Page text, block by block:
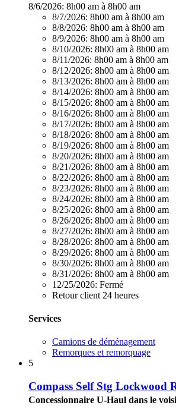
8/6/2026: 8h00 am à 8h00 am
8/7/2026: 8h00 am à 8h00 am
8/8/2026: 8h00 am à 8h00 am
8/9/2026: 8h00 am à 8h00 am
8/10/2026: 8h00 am à 8h00 am
8/11/2026: 8h00 am à 8h00 am
8/12/2026: 8h00 am à 8h00 am
8/13/2026: 8h00 am à 8h00 am
8/14/2026: 8h00 am à 8h00 am
8/15/2026: 8h00 am à 8h00 am
8/16/2026: 8h00 am à 8h00 am
8/17/2026: 8h00 am à 8h00 am
8/18/2026: 8h00 am à 8h00 am
8/19/2026: 8h00 am à 8h00 am
8/20/2026: 8h00 am à 8h00 am
8/21/2026: 8h00 am à 8h00 am
8/22/2026: 8h00 am à 8h00 am
8/23/2026: 8h00 am à 8h00 am
8/24/2026: 8h00 am à 8h00 am
8/25/2026: 8h00 am à 8h00 am
8/26/2026: 8h00 am à 8h00 am
8/27/2026: 8h00 am à 8h00 am
8/28/2026: 8h00 am à 8h00 am
8/29/2026: 8h00 am à 8h00 am
8/30/2026: 8h00 am à 8h00 am
8/31/2026: 8h00 am à 8h00 am
12/25/2026: Fermé
Retour client 24 heures
Services
Camions de déménagement
Remorques et remorquage
5
Compass Self Stg Lockwood
Concessionnaire U-Haul dans le